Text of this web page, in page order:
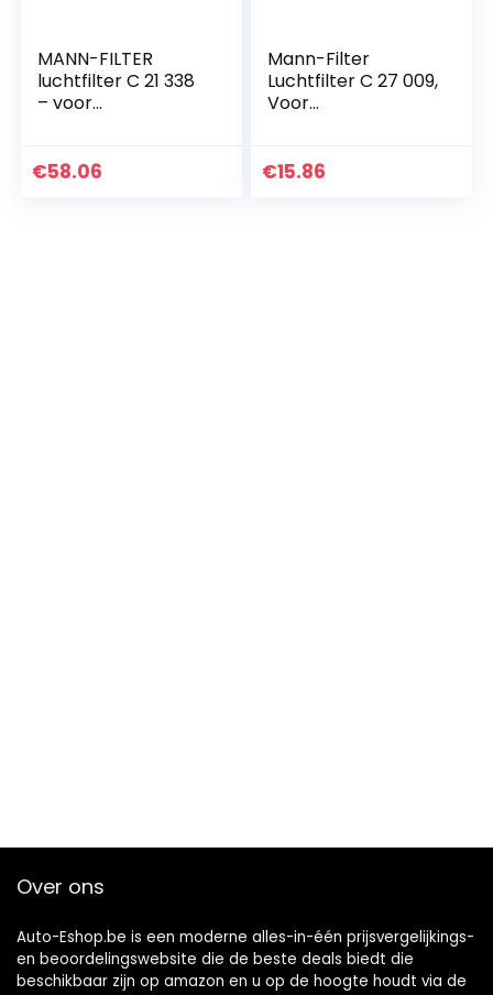
MANN-FILTER
luchtfilter C 21 338
– voor
bedrijfsvoertuigen
€58.06
Mann-Filter
Luchtfilter C 27 009,
Voor
€15.86
Over ons
Auto-Eshop.be is een moderne alles-in-één prijsvergelijkings-
en beoordelingswebsite die de beste deals biedt die
beschikbaar zijn op amazon en u op de hoogte houdt via de